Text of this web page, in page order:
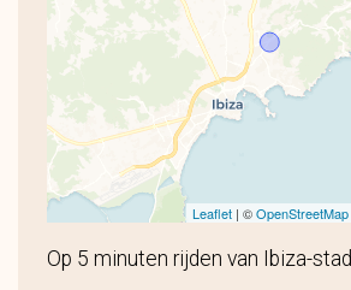
Leaflet | ©OpenStreetMap
Op 5 minuten rijden van Ibiza-stad